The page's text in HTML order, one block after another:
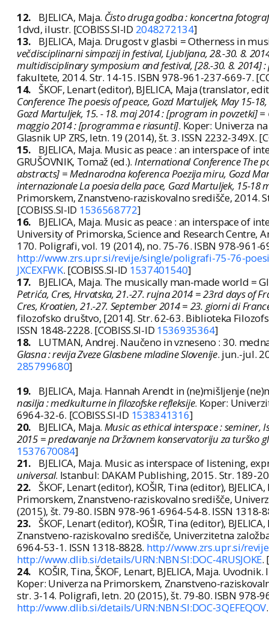
12.
BJELICA, Maja. Čisto druga godba : koncertna
1dvd, ilustr. [COBISS.SI-ID 2048272134]
13.
BJELICA, Maja. Drugost v glasbi = Otherness in
večdisciplinarni simpozij in festival, Ljubljana, 28.-30. 8.
multidisciplinary symposium and festival, [28.-30. 8. 2014]
fakultete, 2014. Str. 14-15. ISBN 978-961-237-669-7.
14. ŠKOF, Lenart (editor), BJELICA, Maja (translator,
Conference The poesis of peace, Gozd Martuljek, May
Gozd Martuljek, 15. - 18. maj 2014 : [program in povzetki]
maggio 2014 : [programma e riasunti]. Koper: Univerza
Glasnik UP ZRS, letn. 19 (2014), št. 3. ISSN 2232-349X.
15.
BJELICA, Maja. Music as peace : an interspace of
GRUŠOVNIK, Tomaž (ed.). International Conference The
abstracts] = Mednarodna koferenca Poezija miru, Gozd
internazionale La poesia della pace, Gozd Martuljek, 15-
Primorskem, Znanstveno-raziskovalno središče, 2014.
[COBISS.SI-ID 1536568772]
16.
BJELICA, Maja. Music as peace : an interspace of
University of Primorska, Science and Research Centre,
170. Poligrafi, vol. 19 (2014), no. 75-76. ISBN 978-961-
http://www.zrs.upr.si/revije/single/poligrafi-75-76-
JXCEXFWK. [COBISS.SI-ID 1537401540]
17.
BJELICA, Maja. The musically man-made world =
Petrića, Cres, Hrvatska, 21.-27. rujna 2014 = 23rd days of
Cres, Kroatien, 21.-27. September 2014 = 23. giorni di
filozofsko društvo, [2014]. Str. 62-63. Biblioteka
ISSN 1848-2228. [COBISS.SI-ID 1536935364]
18.
LUTMAN, Andrej. Naučeno in vzneseno : 30.
Glasna : revija Zveze Glasbene mladine Slovenije. jun.-jul.
285799680]
19.
BJELICA, Maja. Hannah Arendt in (ne)mišljenje
nasilja : medkulturne in filozofske refleksije. Koper:
6964-32-6. [COBISS.SI-ID 1538341316]
20.
BJELICA, Maja. Music as ethical interspace : seminer,
2015 = predavanje na Državnem konservatoriju za turško
1537670084]
21.
BJELICA, Maja. Music as interspace of listening,
universal. Istanbul: DAKAM Publishing, 2015. Str. 189-
22. ŠKOF, Lenart (editor), KOŠIR, Tina (editor),
Primorskem, Znanstveno-raziskovalno središče,
(2015), št. 79-80. ISBN 978-961-6964-54-8. ISSN 1318-
23. ŠKOF, Lenart (editor), KOŠIR, Tina (editor),
Znanstveno-raziskovalno središče, Univerzitetna
6964-53-1. ISSN 1318-8828. http://www.zrs.upr.si/
http://www.dlib.si/details/URN:NBN:SI:DOC-4RUSJOKE.
24.
KOŠIR, Tina, ŠKOF, Lenart, BJELICA, Maja.
Koper: Univerza na Primorskem, Znanstveno-
str. 3-14. Poligrafi, letn. 20 (2015), št. 79-80. ISBN 978-
http://www.dlib.si/details/URN:NBN:SI:DOC-3QEFEQOV